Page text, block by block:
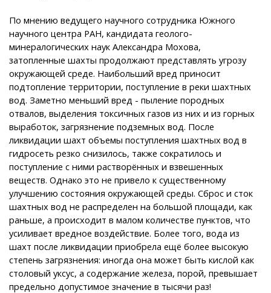
По мнению ведущего научного сотрудника Южного
научного центра РАН, кандидата геолого-
минералогических наук Александра Мохова,
затопленные шахты продолжают представлять угрозу
окружающей среде. Наибольший вред приносит
подтопление территории, поступление в реки шахтных
вод. Заметно меньший вред - пыление породных
отвалов, выделения токсичных газов из них и из горных
выработок, загрязнение подземных вод. После
ликвидации шахт объемы поступления шахтных вод в
гидросеть резко снизилось, также сократилось и
поступление с ними растворённых и взвешенных
веществ. Однако это не привело к существенному
улучшению состояния окружающей среды. Сброс и сток
шахтных вод не распределен на большой площади, как
раньше, а происходит в малом количестве пунктов, что
усиливает вредное воздействие. Более того, вода из
шахт после ликвидации приобрела ещё более высокую
степень загрязнения: иногда она может быть кислой как
столовый уксус, а содержание железа, порой, превышает
предельно допустимое значение в тысячи раз!